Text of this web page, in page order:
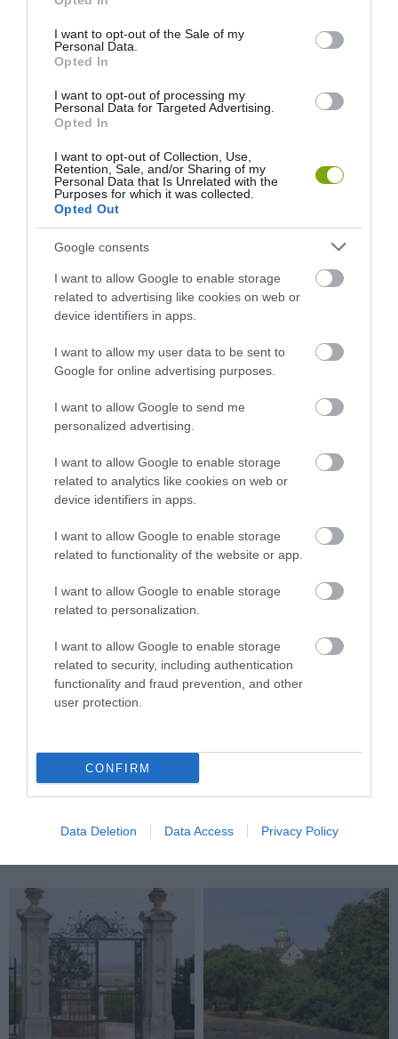
use your data for below specified purposes in below Google
consent section.
I want to opt-out of the Sale of my
Personal Data.
Opted In
I want to opt-out of processing my
Personal Data for Targeted Advertising.
Opted In
I want to opt-out of Collection, Use,
Retention, Sale, and/or Sharing of my
Personal Data that Is Unrelated with the
Purposes for which it was collected.
Opted Out
Google consents
I want to allow Google to enable storage
related to advertising like cookies on web or
device identifiers in apps.
I want to allow my user data to be sent to
Google for online advertising purposes.
I want to allow Google to send me
personalized advertising.
I want to allow Google to enable storage
related to analytics like cookies on web or
device identifiers in apps.
I want to allow Google to enable storage
related to functionality of the website or app.
I want to allow Google to enable storage
related to personalization.
I want to allow Google to enable storage
related to security, including authentication
functionality and fraud prevention, and other
user protection.
CONFIRM
Data Deletion Data Access Privacy Policy
ELŐZŐ CIKK
LÁMPÁCSKÁK, MÉCSESEK, GYERTYÁK: 11 ÖTLET A HANGULATOS
ESTI ÜCSÖRGÉSEKHEZ
KÖVETKEZŐ CIKK
ŐSHONOS ÉS VÉDETT NÁRCISZFAJUNK BABÓCSÁN!
HASONLÓ ÉRDEKESSÉGEK
A KORALLZÁTONY NEM CSAK
LAKÓJÁT MUTATTA MEG
2026-08-04